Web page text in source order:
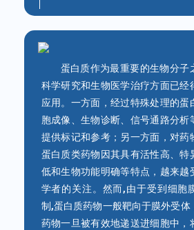
蛋白质作为最重要的生物分子
科学研究和生物医学治疗方面已经
应用。一方面，经过特殊处理的蛋
胞成像、生物诊断、信号通路分析
提供标记和参考；另一方面，对药
蛋白质类药物因其具有活性高、特
低和生物功能明确等特点，越来越
学者的关注。然而,由于受到细胞
制,蛋白质药物一般靶向于膜外受体
药物一旦被有效地递送进细胞中，